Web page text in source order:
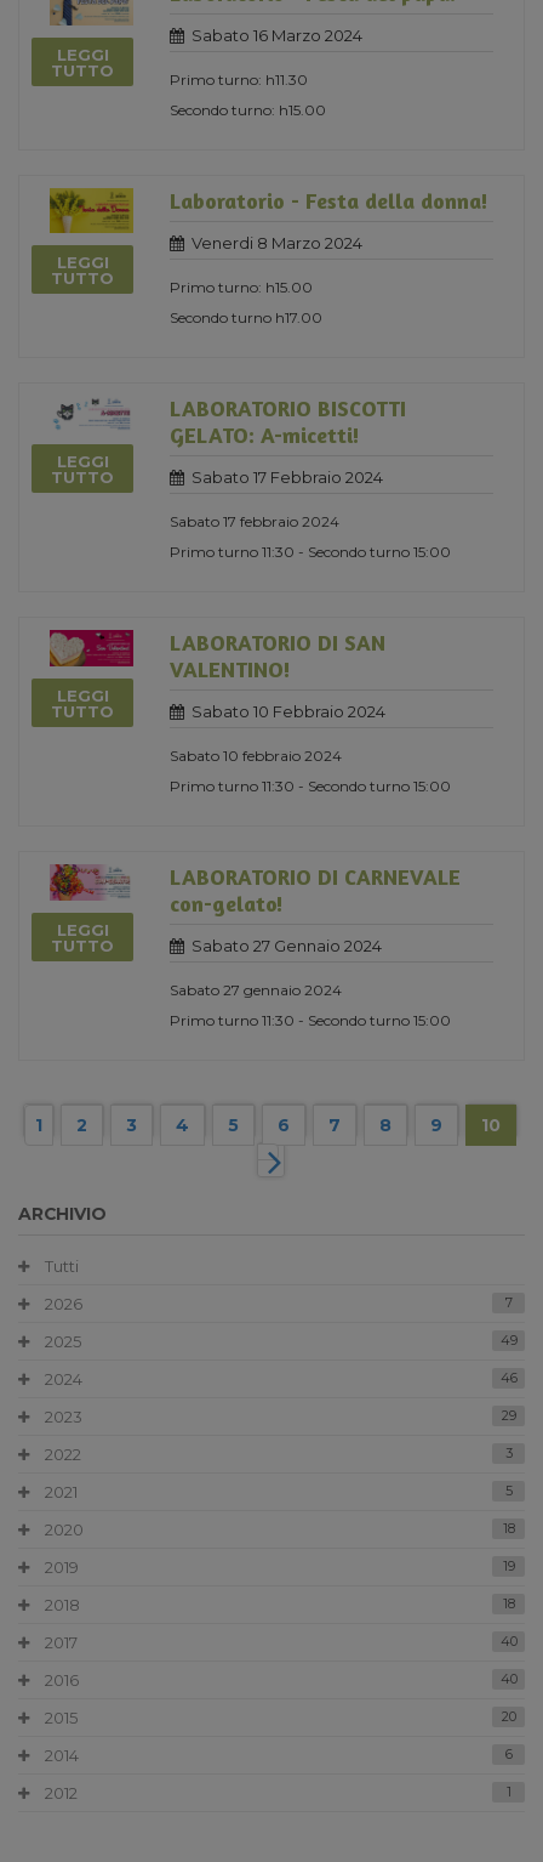
LEGGI
TUTTO
Sabato 16 Marzo 2024
Primo turno: h11.30
Secondo turno: h15.00
LEGGI
TUTTO
Laboratorio - Festa della donna!
Venerdi 8 Marzo 2024
Primo turno: h15.00
Secondo turno h17.00
LEGGI
TUTTO
LABORATORIO BISCOTTI
GELATO: A-micetti!
Sabato 17 Febbraio 2024
Sabato 17 febbraio 2024
Primo turno 11:30 - Secondo turno 15:00
LEGGI
TUTTO
LABORATORIO DI SAN
VALENTINO!
Sabato 10 Febbraio 2024
Sabato 10 febbraio 2024
Primo turno 11:30 - Secondo turno 15:00
LEGGI
TUTTO
LABORATORIO DI CARNEVALE
con-gelato!
Sabato 27 Gennaio 2024
Sabato 27 gennaio 2024
Primo turno 11:30 - Secondo turno 15:00
1 2 3 4 5 6 7 8 9 10
ARCHIVIO
Tutti
2026
7
2025 49
2024 46
2023 29
2022 3
2021 5
2020 18
2019 19
2018 18
2017 40
2016 40
2015 20
2014 6
2012 1